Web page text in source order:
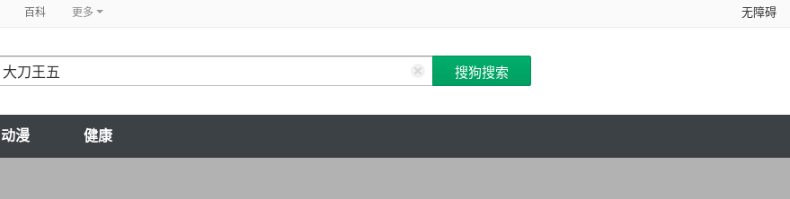
百科 更多 无障碍
动漫 健康